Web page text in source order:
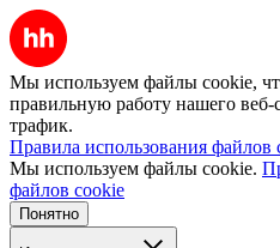
Мы используем файлы cookie,
правильную работу нашего веб-
трафик.
Правила использования файлов
Мы используем файлы cookie.
файлов cookie
Понятно